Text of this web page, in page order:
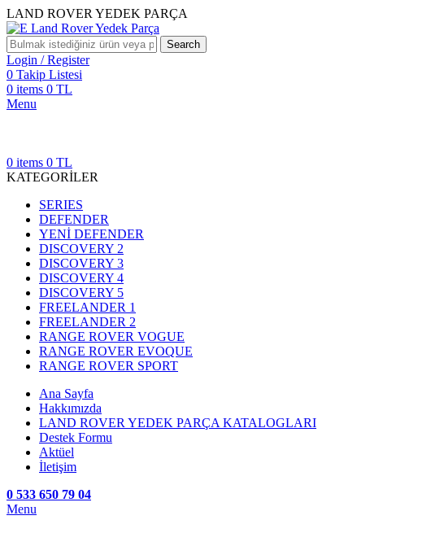
LAND ROVER YEDEK PARÇA
Search
Login / Register
0 Takip Listesi
0 items 0 TL
Menu
0 items 0 TL
KATEGORİLER
SERIES
DEFENDER
YENİ DEFENDER
DISCOVERY 2
DISCOVERY 3
DISCOVERY 4
DISCOVERY 5
FREELANDER 1
FREELANDER 2
RANGE ROVER VOGUE
RANGE ROVER EVOQUE
RANGE ROVER SPORT
Ana Sayfa
Hakkımızda
LAND ROVER YEDEK PARÇA KATALOGLARI
Destek Formu
Aktüel
İletişim
0 533 650 79 04
Menu